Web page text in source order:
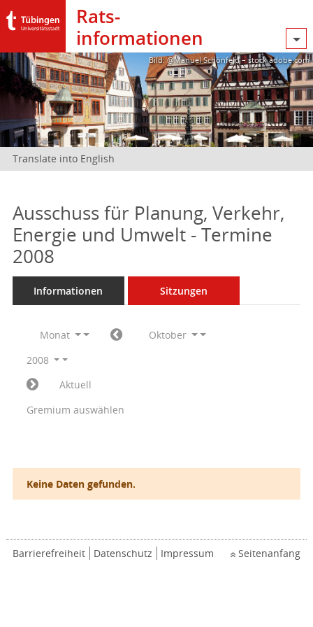
Rats­
informationen
Bild: @Manuel Schönfeld – stock.adobe.com
Translate into English
Ausschuss für Planung, Verkehr,
Energie und Umwelt - Termine
2008
Informationen Sitzungen
Monat
Oktober
2008
Aktuell
Gremium auswählen
Keine Daten gefunden.
Barrierefreiheit Datenschutz Impressum Seitenanfang